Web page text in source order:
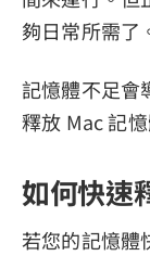
夠日常所需了
記憶體不足會
釋放 Mac 記
如何快速
若您的記憶體